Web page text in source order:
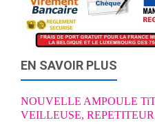
EN SAVOIR PLUS
NOUVELLE AMPOULE
VEILLEUSE,